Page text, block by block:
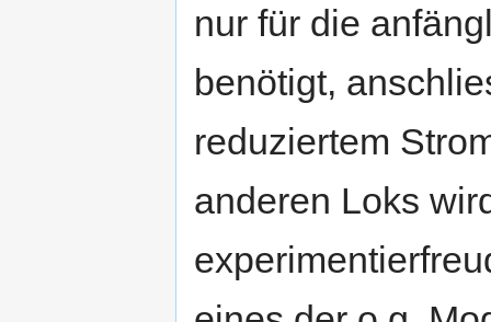
nur für die
benötigt,
reduziertem
anderen Loks